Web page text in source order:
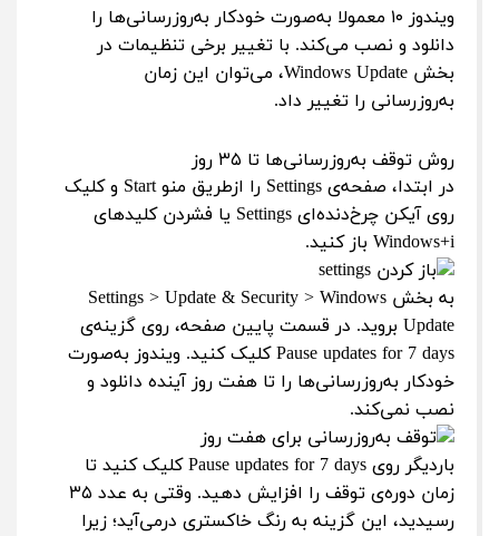
ویندوز ۱۰ معمولا به‌صورت خودکار به‌روزرسانی‌ها را
دانلود و نصب می‌کند. با تغییر برخی تنظیمات در
بخش Windows Update، می‌توان این زمان
به‌روزرسانی را تغییر داد.
روش توقف به‌روزرسانی‌ها تا ۳۵ روز
در ابتدا، صفحه‌ی Settings را ازطریق منو Start و کلیک
روی آیکن چرخ‌دنده‌ای Settings یا فشردن کلیدهای
Windows+i باز کنید.
به بخش Settings > Update & Security > Windows
Update بروید. در قسمت پایین صفحه، روی گزینه‌ی
Pause updates for 7 days کلیک کنید. ویندوز به‌صورت
خودکار به‌روزرسانی‌ها را تا هفت روز آینده دانلود و
نصب نمی‌کند.
باردیگر روی Pause updates for 7 days کلیک کنید تا
زمان دوره‌ی توقف را افزایش دهید. وقتی به عدد ۳۵
رسیدید، این گزینه به رنگ خاکستری درمی‌آید؛ زیرا